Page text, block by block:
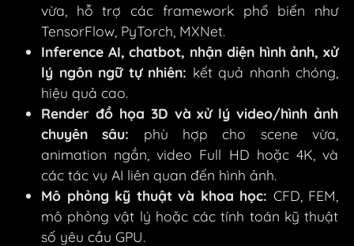
vừa, hỗ trợ các framework phổ biến như
TensorFlow, PyTorch, MXNet.
Inference AI, chatbot, nhận diện hình ảnh, xử
lý ngôn ngữ tự nhiên: kết quả nhanh chóng,
hiệu quả cao.
Render đồ họa 3D và xử lý video/hình ảnh
chuyên sâu: phù hợp cho scene vừa,
animation ngắn, video Full HD hoặc 4K, và
các tác vụ AI liên quan đến hình ảnh.
Mô phỏng kỹ thuật và khoa học: CFD, FEM,
mô phỏng vật lý hoặc các tính toán kỹ thuật
số yêu cầu GPU.